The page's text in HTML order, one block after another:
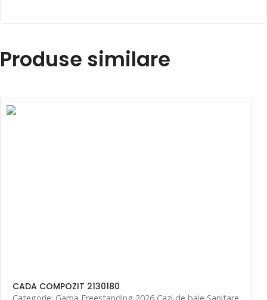
Produse similare
CADA COMPOZIT 2130180